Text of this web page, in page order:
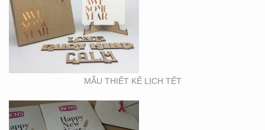
MẪU THIẾT KẾ LỊCH TẾT
MẪU THIẾT KẾ THIỆP
TẾT RICHS